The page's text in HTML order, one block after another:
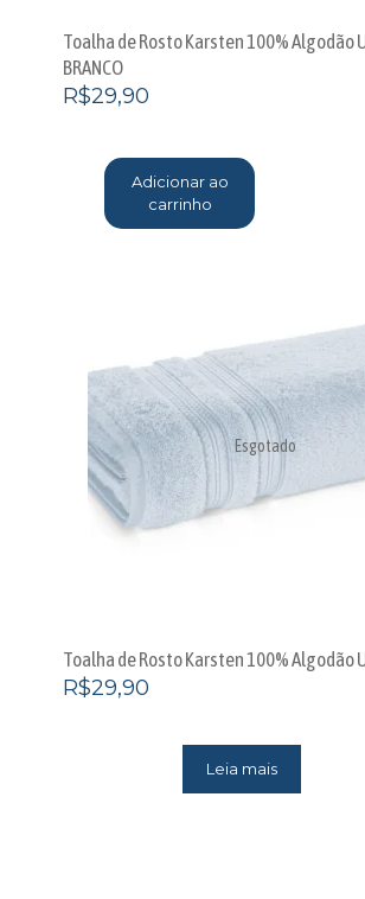
Toalha de Rosto Karsten 100% Algodão
BRANCO
R$29,90
Adicionar ao
carrinho
Esgotado
Toalha de Rosto Karsten 100% Algodão
R$29,90
Leia mais